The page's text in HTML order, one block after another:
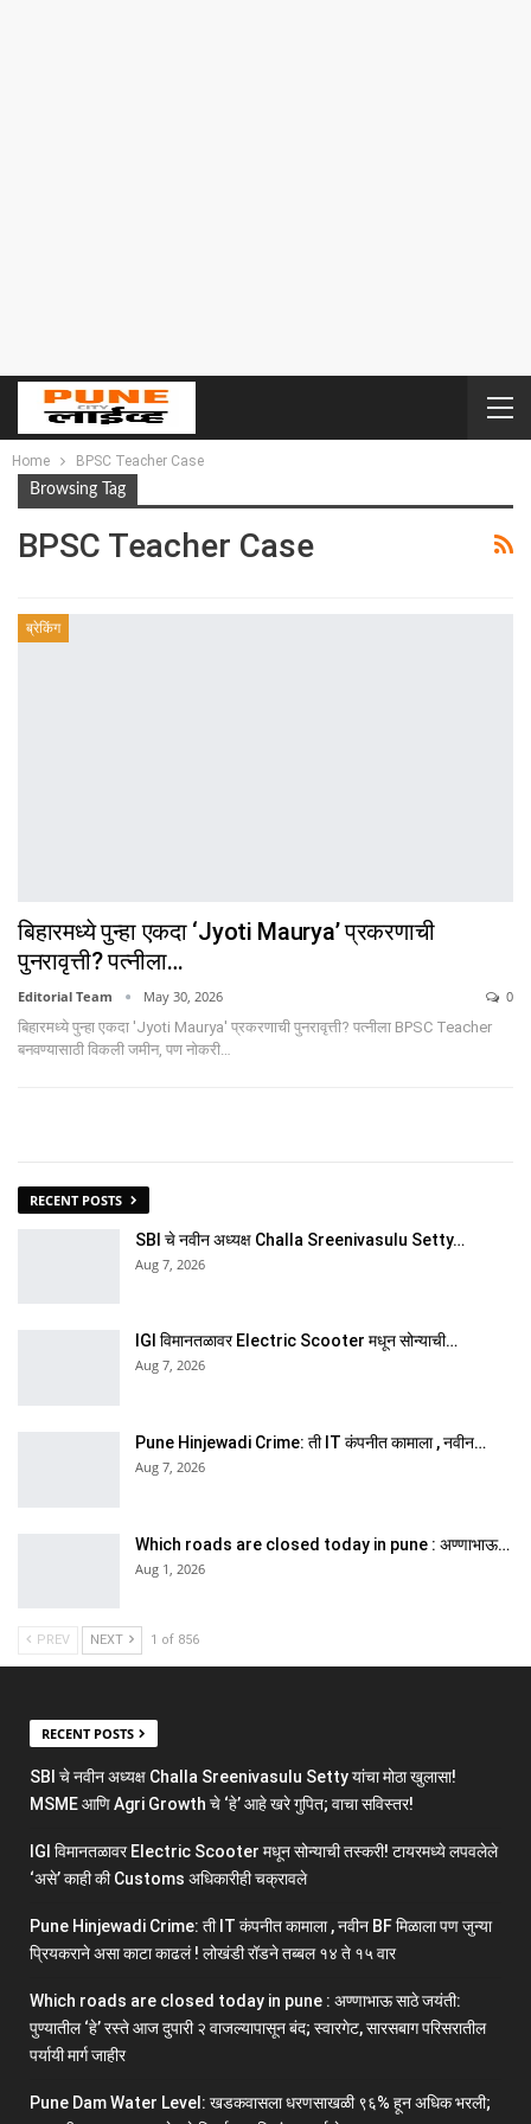
Home
BPSC Teacher Case
Browsing Tag
BPSC Teacher Case
ब्रेकिंग
बिहारमध्ये पुन्हा एकदा ‘Jyoti Maurya’ प्रकरणाची
पुनरावृत्ती? पत्नीला…
Editorial Team May 30, 2026
0
बिहारमध्ये पुन्हा एकदा 'Jyoti Maurya' प्रकरणाची पुनरावृत्ती? पत्नीला BPSC Teacher
बनवण्यासाठी विकली जमीन, पण नोकरी…
RECENT POSTS
SBI चे नवीन अध्यक्ष Challa Sreenivasulu Setty…
Aug 7, 2026
IGI विमानतळावर Electric Scooter मधून सोन्याची…
Aug 7, 2026
Pune Hinjewadi Crime: ती IT कंपनीत कामाला , नवीन…
Aug 7, 2026
Which roads are closed today in pune : अण्णाभाऊ…
Aug 1, 2026
PREV NEXT 1 of 856
RECENT POSTS
SBI चे नवीन अध्यक्ष Challa Sreenivasulu Setty यांचा मोठा खुलासा!
MSME आणि Agri Growth चे ‘हे’ आहे खरे गुपित; वाचा सविस्तर!
IGI विमानतळावर Electric Scooter मधून सोन्याची तस्करी! टायरमध्ये लपवलेले
‘असे’ काही की Customs अधिकारीही चक्रावले
Pune Hinjewadi Crime: ती IT कंपनीत कामाला , नवीन BF मिळाला पण जुन्या
प्रियकराने असा काटा काढलं ! लोखंडी रॉडने तब्बल १४ ते १५ वार
Which roads are closed today in pune : अण्णाभाऊ साठे जयंती:
पुण्यातील ‘हे’ रस्ते आज दुपारी २ वाजल्यापासून बंद; स्वारगेट, सारसबाग परिसरातील
पर्यायी मार्ग जाहीर
Pune Dam Water Level: खडकवासला धरणसाखळी ९६% हून अधिक भरली;